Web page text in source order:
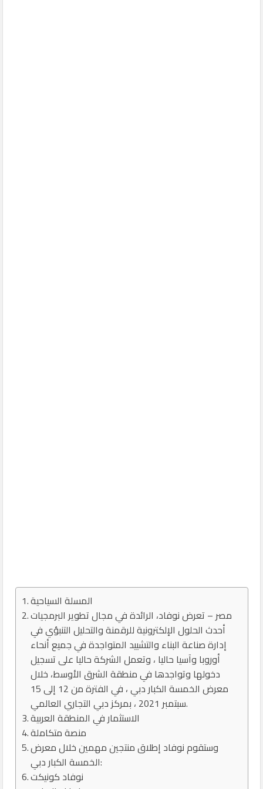
المسلة السياحية
مصر – تعرض نوفاد، الرائدة في مجال تطوير البرمجيات
أحدث الحلول الإلكترونية للرقمنة والتحليل التنبؤي في
إدارة صناعة البناء والتشييد المتواجدة في جميع أنحاء
أوروبا وآسيا حاليا ، وتعمل الشركة حاليا على تسجيل
دخولها وتواجدها في منطقة الشرق الأوسط، خلال
معرض الخمسة الكبار دبي ، في الفترة من 12 إلى 15
سبتمبر 2021 ، بمركز دبي التجاري العالمي.
وستقوم نوفاد إطلاق منتجين مهمين خلال معرض
الخمسة الكبار دبي:
نوفاد كونيكت